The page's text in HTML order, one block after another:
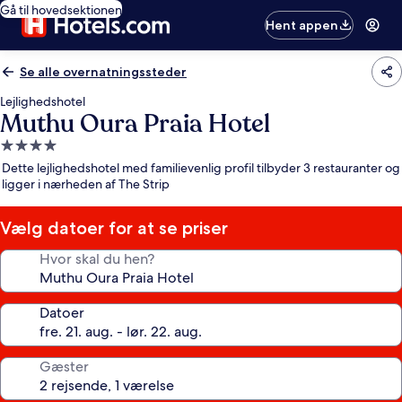
Gå til hovedsektionen
Hent appen
Se alle overnatningssteder
Lejlighedshotel
Muthu Oura Praia Hotel
4.0-
stjernet
overnatningssted
Dette lejlighedshotel med familievenlig profil tilbyder 3 restauranter og
ligger i nærheden af The Strip
Vælg datoer for at se priser
Hvor skal du hen?
Datoer
Gæster